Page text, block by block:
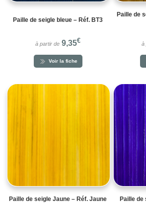
Paille de seigle bleue – Réf. BT3
à partir de 9,35€
Voir la fiche
Paille de
à
Paille de seigle Jaune – Réf. Jaune
Paille de